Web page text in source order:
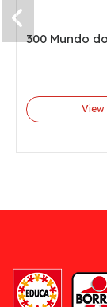
300 Mundo
View